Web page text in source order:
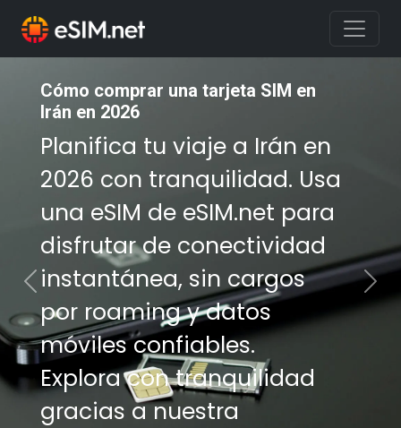
Cómo comprar una tarjeta SIM en
Irán en 2026
Planifica tu viaje a Irán en
2026 con tranquilidad. Usa
una eSIM de eSIM.net para
disfrutar de conectividad
instantánea, sin cargos
por roaming y datos
móviles confiables.
Explora con tranquilidad
gracias a nuestra
Cómo comprar una tarjeta SIM en
Irán en 2026
Planifica tu viaje a Irán en
2026 con tranquilidad. Usa
una eSIM de eSIM.net para
disfrutar de conectividad
instantánea, sin cargos
por roaming y datos
móviles confiables.
Explora con tranquilidad
gracias a nuestra
Previous Next